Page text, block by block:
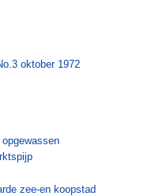
oktober 1972
zee-en koopstad